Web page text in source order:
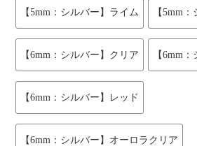
【5mm：シルバー】ライム 【5mm
【6mm：シルバー】クリア 【6mm
【6mm：シルバー】レッド
【6mm：シルバー】オーロラクリア